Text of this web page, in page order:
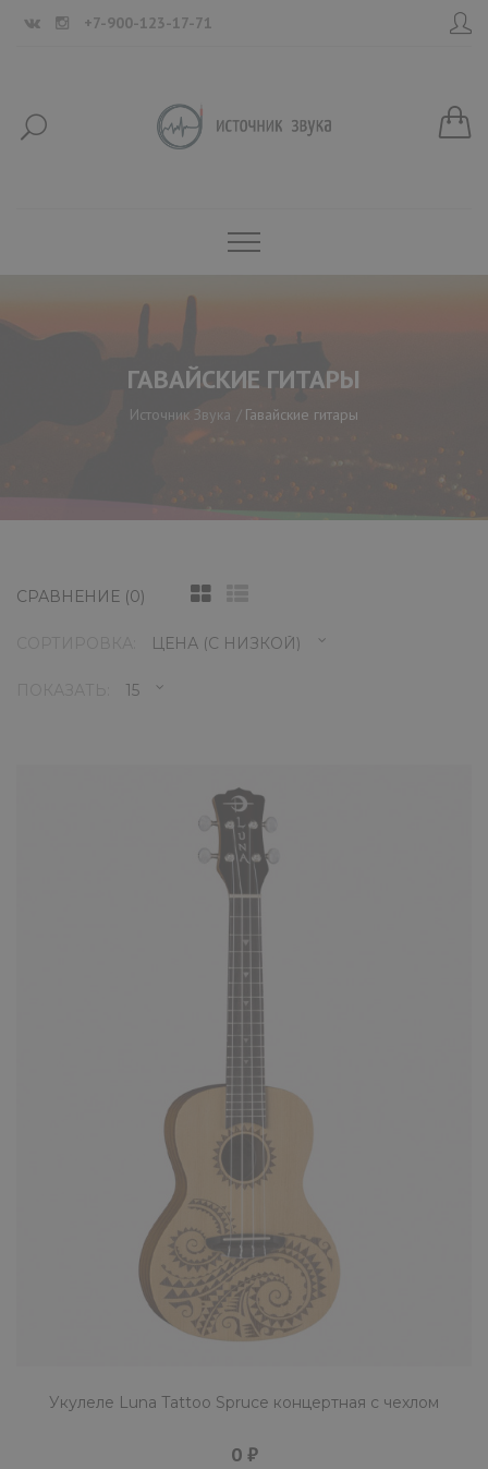
+7-900-123-17-71
ГАВАЙСКИЕ ГИТАРЫ
Источник Звука Гавайские гитары
СРАВНЕНИЕ (0)
концертная с чехлом
0 ₽
размера концерт от знаменитого
производителя укулеле Luna. Корп..
КУПИТЬ
Укулеле Mystery UG21BK черная
1690 ₽
Mystery UG21BK сопрано-укулеле черного
цвета. Задняя дека и обечайка выполнены
липы. Накладка гри..
КУПИТЬ
Укулеле Luna Tattoo Spruce концертная с чехлом
0 ₽